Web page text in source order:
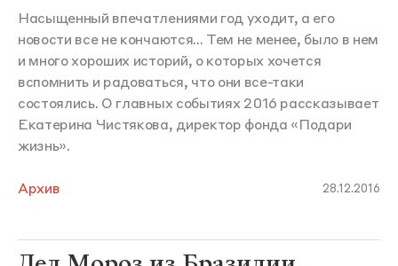
Насыщенный впечатлениями год уходит, а его
новости все не кончаются... Тем не менее, было в нем
и много хороших историй, о которых хочется
вспомнить и радоваться, что они все-таки
состоялись. О главных событиях 2016 рассказывает
Екатерина Чистякова, директор фонда «Подари
жизнь».
Архив 28.12.2016